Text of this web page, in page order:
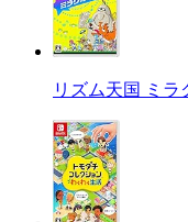
リズム天国 ミラ